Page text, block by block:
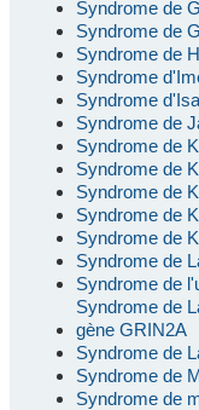
Syndrome de
Syndrome de
Syndrome de
Syndrome
Syndrome
Syndrome de
Syndrome de
Syndrome de
Syndrome de
Syndrome de
Syndrome de
Syndrome de
Syndrome de
Syndrome de
gène GRIN2A
Syndrome de
Syndrome de
Syndrome de